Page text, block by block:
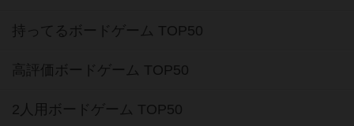
持ってるボードゲーム TOP50
高評価ボードゲーム TOP50
2人用ボードゲーム TOP50